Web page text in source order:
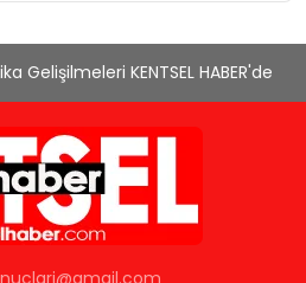
Gelişilmeleri KENTSEL HABER'de